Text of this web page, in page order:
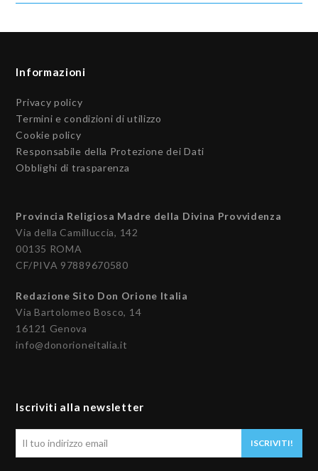
Informazioni
Privacy policy
Termini e condizioni di utilizzo
Cookie policy
Responsabile della Protezione dei Dati
Obblighi di trasparenza
Provincia Religiosa Madre della Divina Provvidenza
Via della Camilluccia, 142
00135 ROMA
CF/PIVA 97889670580
Redazione Sito Don Orione Italia
Via Bartolomeo Bosco, 14
16121 Genova
info@donorioneitalia.it
Iscriviti alla newsletter
ISCRIVITI!